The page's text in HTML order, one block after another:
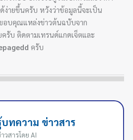
ง่ายขึ้นครับ หวังว่าข้อมูลนี้จะเป็น
อบคุณแหล่งข่าวต้นฉบับจาก
รับ ติดตามเทรนด์แกดเจ็ตและ
ครับ
ทความ ข่าวสาร
สารโดย AI